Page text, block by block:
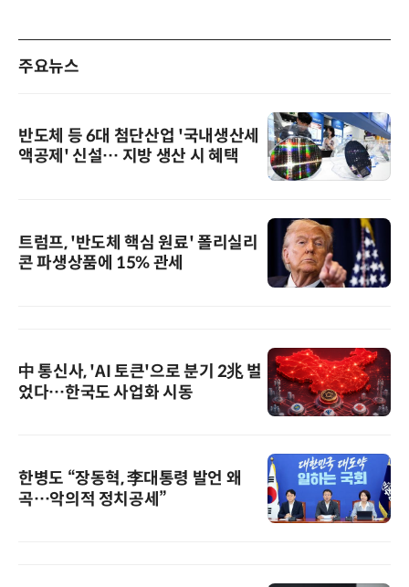
주요뉴스
반도체 등 6대 첨단산업 '국내생산세
액공제' 신설… 지방 생산 시 혜택
트럼프, '반도체 핵심 원료' 폴리실리
콘 파생상품에 15% 관세
中 통신사, 'AI 토큰'으로 분기 2兆 벌
었다…한국도 사업화 시동
한병도 “장동혁, 李대통령 발언 왜
곡…악의적 정치공세”